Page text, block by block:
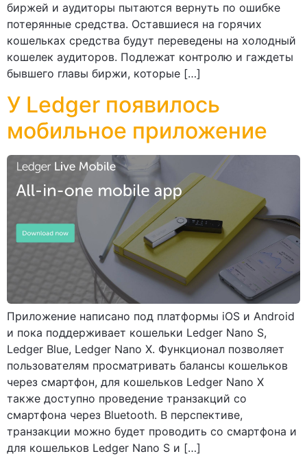
биржей и аудиторы пытаются вернуть по ошибке
потерянные средства. Оставшиеся на горячих
кошельках средства будут переведены на холодный
кошелек аудиторов. Подлежат контролю и гаждеты
бывшего главы биржи, которые […]
У Ledger появилось
мобильное приложение
Приложение написано под платформы iOS и Android
и пока поддерживает кошельки Ledger Nano S,
Ledger Blue, Ledger Nano X. Функционал позволяет
пользователям просматривать балансы кошельков
через смартфон, для кошельков Ledger Nano X
также доступно проведение транзакций со
смартфона через Bluetooth. В перспективе,
транзакции можно будет проводить со смартфона и
для кошельков Ledger Nano S и […]